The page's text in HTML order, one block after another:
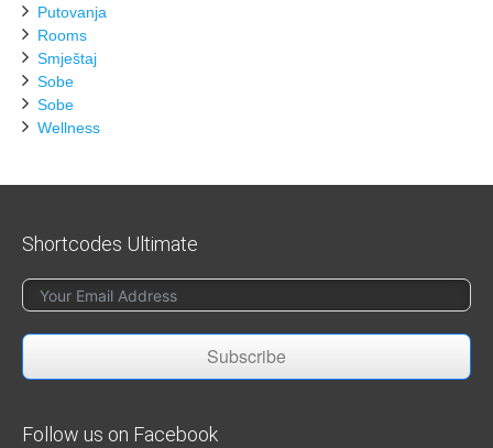
Putovanja
Rooms
Smještaj
Sobe
Sobe
Wellness
Shortcodes Ultimate
Subscribe
Follow us on Facebook